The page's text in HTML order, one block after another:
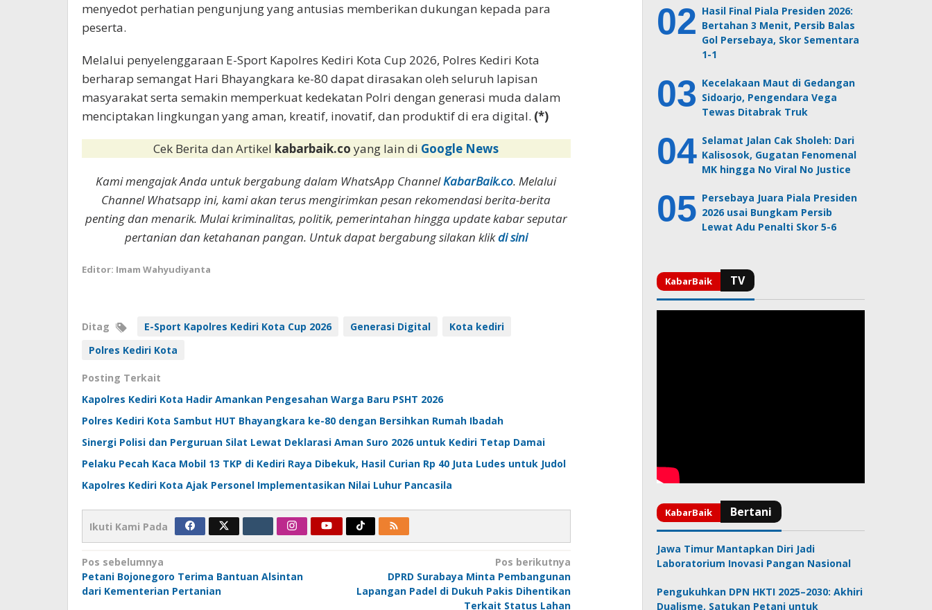
menyedot perhatian pengunjung yang antusias memberikan dukungan kepada para
peserta.
Melalui penyelenggaraan E-Sport Kapolres Kediri Kota Cup 2026, Polres Kediri Kota
berharap semangat Hari Bhayangkara ke-80 dapat dirasakan oleh seluruh lapisan
masyarakat serta semakin memperkuat kedekatan Polri dengan generasi muda dalam
menciptakan lingkungan yang aman, kreatif, inovatif, dan produktif di era digital. (*)
Cek Berita dan Artikel kabarbaik.coyang lain di Google News
Kami mengajak Anda untuk bergabung dalam WhatsApp ChannelKabarBaik.co. Melalui
Channel Whatsapp ini, kami akan terus mengirimkan pesan rekomendasi berita-berita
penting dan menarik. Mulai kriminalitas, politik, pemerintahan hingga update kabar seputar
pertanian dan ketahanan pangan. Untuk dapat bergabung silakan klikdi sini
Editor: Imam Wahyudiyanta
Ditag E-Sport Kapolres Kediri Kota Cup 2026 Generasi Digital
Kota kediri
Polres Kediri Kota
Posting Terkait
Kapolres Kediri Kota Hadir Amankan Pengesahan Warga Baru PSHT 2026
Polres Kediri Kota Sambut HUT Bhayangkara ke-80 dengan Bersihkan Rumah Ibadah
Sinergi Polisi dan Perguruan Silat Lewat Deklarasi Aman Suro 2026 untuk Kediri Tetap Damai
Pelaku Pecah Kaca Mobil 13 TKP di Kediri Raya Dibekuk, Hasil Curian Rp 40 Juta Ludes untuk Judol
Kapolres Kediri Kota Ajak Personel Implementasikan Nilai Luhur Pancasila
Ikuti Kami Pada
Navigasi
pos
Pos sebelumnya
Petani Bojonegoro Terima Bantuan Alsintan
dari Kementerian Pertanian
Pos berikutnya
DPRD Surabaya Minta Pembangunan
Lapangan Padel di Dukuh Pakis Dihentikan
Terkait Status Lahan
Hasil Final Piala Presiden 2026:
Bertahan 3 Menit, Persib Balas
Gol Persebaya, Skor Sementara
1-1
Kecelakaan Maut di Gedangan
Sidoarjo, Pengendara Vega
Tewas Ditabrak Truk
Selamat Jalan Cak Sholeh: Dari
Kalisosok, Gugatan Fenomenal
MK hingga No Viral No Justice
Persebaya Juara Piala Presiden
2026 usai Bungkam Persib
Lewat Adu Penalti Skor 5-6
Jawa Timur Mantapkan Diri Jadi
Laboratorium Inovasi Pangan Nasional
Pengukuhkan DPN HKTI 2025–2030: Akhiri
Dualisme, Satukan Petani untuk